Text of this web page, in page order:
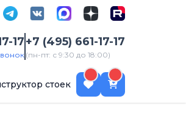
17+7 (495) 661-17-17
(пн-пт: с 9:30 до 18:00)
стоек